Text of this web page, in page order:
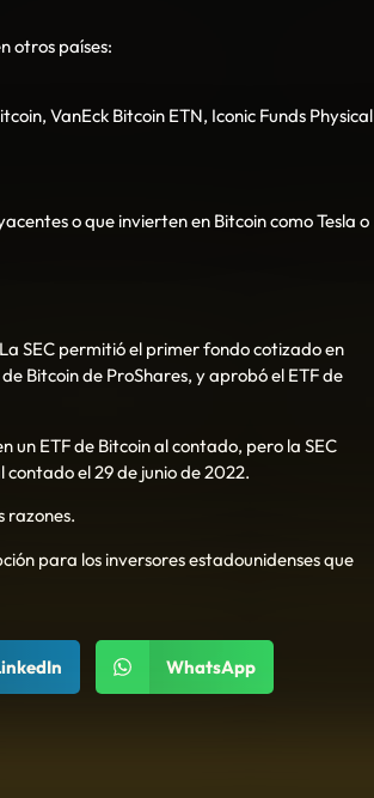
otros países:
VanEck Bitcoin ETN, Iconic Funds Physical
o que invierten en Bitcoin como Tesla o
SEC permitió el primer fondo cotizado en
Bitcoin de ProShares, y aprobó el ETF de
un ETF de Bitcoin al contado, pero la SEC
el 29 de junio de 2022.
razones.
para los inversores estadounidenses que
WhatsApp